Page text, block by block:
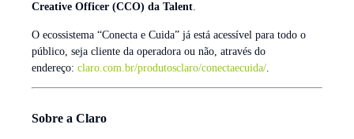
Creative Officer (CCO) da Talent.
O ecossistema “Conecta e Cuida” já está acessível para todo o
público, seja cliente da operadora ou não, através do
endereço: claro.com.br/produtosclaro/conectaecuida/
Sobre a Claro